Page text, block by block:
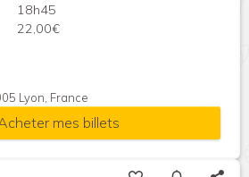
18h45
22,00€
Lyon, France
mes billets